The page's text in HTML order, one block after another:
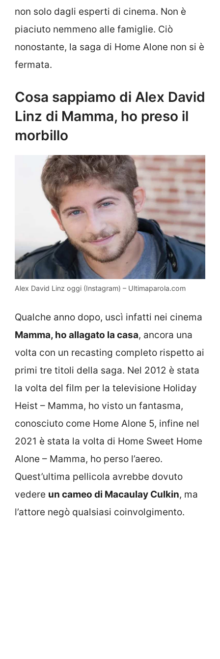
non solo dagli esperti di cinema. Non è
piaciuto nemmeno alle famiglie. Ciò
nonostante, la saga di Home Alone non si è
fermata.
Cosa sappiamo di Alex David
Linz di Mamma, ho preso il
morbillo
Alex David Linz oggi (Instagram) – Ultimaparola.com
Qualche anno dopo, uscì infatti nei cinema
Mamma, ho allagato la casa, ancora una
volta con un recasting completo rispetto ai
primi tre titoli della saga. Nel 2012 è stata
la volta del film per la televisione Holiday
Heist – Mamma, ho visto un fantasma,
conosciuto come Home Alone 5, infine nel
2021 è stata la volta di Home Sweet Home
Alone – Mamma, ho perso l’aereo.
Quest’ultima pellicola avrebbe dovuto
vedere un cameo di Macaulay Culkin, ma
l’attore negò qualsiasi coinvolgimento.